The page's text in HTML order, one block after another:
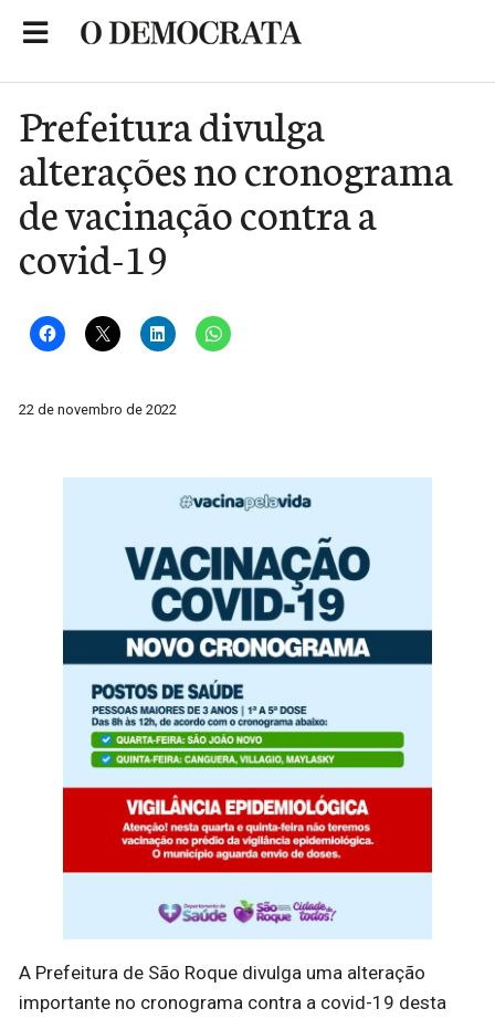
Prefeitura divulga
alterações no cronograma
de vacinação contra a
covid-19
22 de novembro de 2022
A Prefeitura de São Roque divulga uma alteração
importante no cronograma contra a covid-19 desta